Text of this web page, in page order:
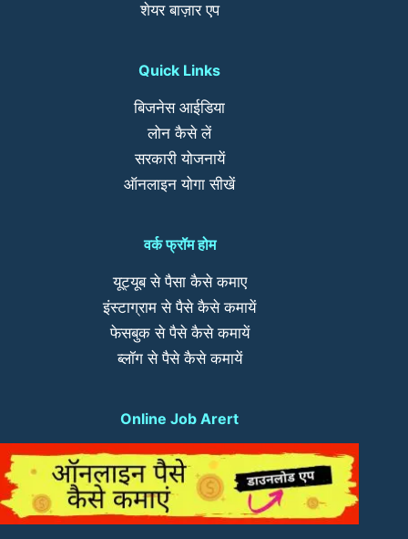
शेयर बाज़ार एप
Quick Links
बिजनेस आईडिया
लोन कैसे लें
सरकारी योजनायें
ऑनलाइन योगा सीखें
वर्क फ्रॉम होम
यूट्यूब से पैसा कैसे कमाए
इंस्टाग्राम से पैसे कैसे कमायें
फेसबुक से पैसे कैसे कमायें
ब्लॉग से पैसे कैसे कमायें
Online Job Arert